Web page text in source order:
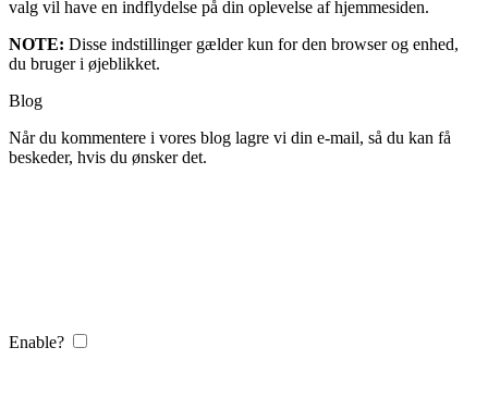
valg vil have en indflydelse på din oplevelse af hjemmesiden.
NOTE: Disse indstillinger gælder kun for den browser og enhed,
du bruger i øjeblikket.
Blog
Når du kommentere i vores blog lagre vi din e-mail, så du kan få
beskeder, hvis du ønsker det.
Enable?